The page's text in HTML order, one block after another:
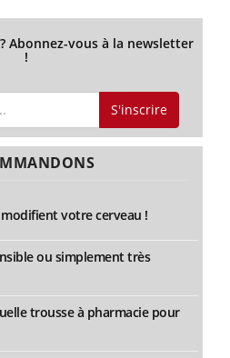
Abonnez-vous à la newsletter
!
S'inscrire
votre cerveau !
ou simplement très
trousse à pharmacie pour